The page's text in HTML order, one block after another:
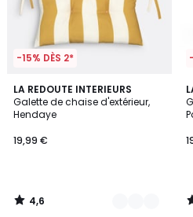
-15% DÈS 2*
LA REDOUTE INTERIEURS
Galette de chaise d'extérieur,
Hendaye
19,99 €
4,6
/ 5
2
Couleurs
4,6
/
5
/